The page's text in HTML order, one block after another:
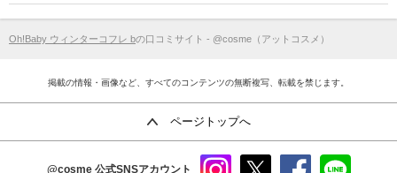
Oh!Baby ウィンターコフレ bの口コミサイト - @cosme（アットコスメ）
掲載の情報・画像など、すべてのコンテンツの無断複写、転載を禁じます。
ページトップへ
@cosme 公式SNSアカウント